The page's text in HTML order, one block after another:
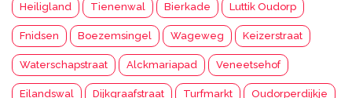
Heiligland Tienenwal Bierkade Luttik Oudorp
Fnidsen Boezemsingel Wageweg Keizerstraat
Waterschapstraat Alckmariapad Veneetsehof
Eilandswal Dijkgraafstraat Turfmarkt Oudorperdijkje